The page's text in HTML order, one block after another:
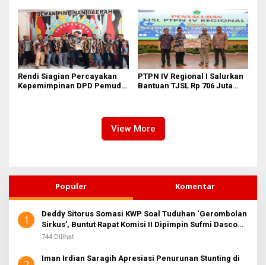
Ahmad
Rendi Siagian Percayakan
Kepemimpinan DPD Pemuda
PTPN IV Regional I Salurkan
Bantuan TJSL Rp 706 Juta
View More
Populer Komentar
1
Deddy Sitorus Somasi KWP Soal Tuduhan ‘Gerombolan
Sirkus’, Buntut Rapat Komisi II Dipimpin Sufmi Dasco
Ahmad
744 Dilihat
Iman Irdian Saragih Apresiasi Penurunan Stunting di